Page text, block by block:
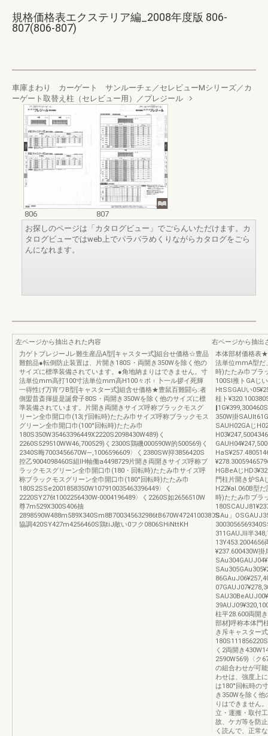
規格価格表エクステリア編_2008年度版 806-
807(806-807)
車庫まわり カーゲート サンルーチェ／セレビューMシリーズ／カ
ーゲート取替え柱（セレビュー用）／プレジール
806
807
お探しのページは「カタログビュー」でごらんいただけます。カ
タログビューではweb上でパラパラめくりながらカタログをごら
んになれます。
左ページから抽出された内容
力ゲトプレジーJレ難生産品A型[キャスター式]組台せ価格☆豊品
難館品●転倒防止装置は、片開き180S・両開き350Wを除く他の
サイズに標準装備されています。●角地納まりはできません。寸
法単位mm高打100寸法単位mm高H100々ポ︲卜一ル拶イ死輝
一得性げ万宵ワB型[キャスター式]組含せ価格★豊鼠百難闘ら:者
側盟昔斎揮提是誕脅子80S・両開き350Wを除く他のサイズに標
準装備されています。片開き両開きサイズ呼称ブラックモスグ
リーン全巾開口巾(13げ回転時)たたみ巾サイズ呼称ブラックモス
グリーン全巾開口巾(100°回転時)たたみ巾
180S350W35463396449X2220S2098430W489)く
2260S529510WW46,700529)く2300S鶏磯000590W的500569)く
2340S晦7003456670W―,1006596609〉く2380SW抑3856420S
控乙9004098460S組lH軸働a4498729片開き両開きサイズ呼称ブ
ラックモスグリーン全巾開口巾(180・回転時)たたみ巾サイズ呼
称ブラックモスグリーン全巾開口巾(180°回転時)たたみ巾
180S2SSe2001858350W107910035463396449〉く
2220SY276t1002256430W-0004196489〉く2260S如2656510W
尊7m529X300S406抽
2898590W488m589X340Sm8B700345632986tB670W4724100380S
協調420SY427m4256460S鶏tiJ敵い0フク0806SHiNttKH
右ページから抽出
本体部材価格表
法単位mmA型だ
時)たたみ巾ブ
100SI推トGAじ
HtSSGAUい
桂ト
350W掛
SAUH02GAじ
HGBeAじ
門柱片開き炉SA
H22¥al.060B型
時)たたみ巾ブ
SAu」
311GAUJll半
¥237.600430W
柱平28.600両開
部材]呼称本体門
き斥キャスター
く2両開き
2590W569)〈ク
の組合わせが可
わせは、強度上
は180°回転時の
き350Wを除く
りはできません
立・運搬・取付
故、ケガ等を防
く読んで、正常